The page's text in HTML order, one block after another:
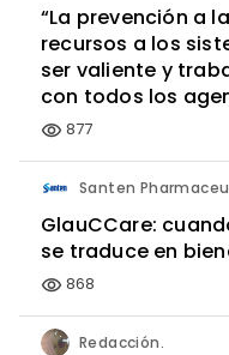
“La prevención a
recursos a los
ser valiente y
con todos los
visibility 877
Santen
GlauCCare:
se traduce en
visibility 868
Redacción.